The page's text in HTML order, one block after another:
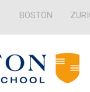
BOSTON